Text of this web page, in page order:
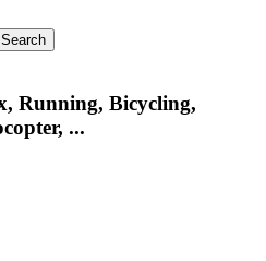
Running, Bicycling,
...